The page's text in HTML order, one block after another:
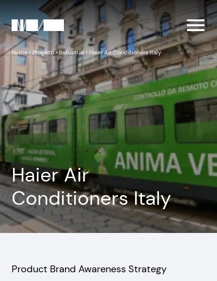
Home‣Progetti‣Industrial ‣ Haier Air Conditioners Italy
Haier Air
Conditioners Italy
Product Brand Awareness Strategy